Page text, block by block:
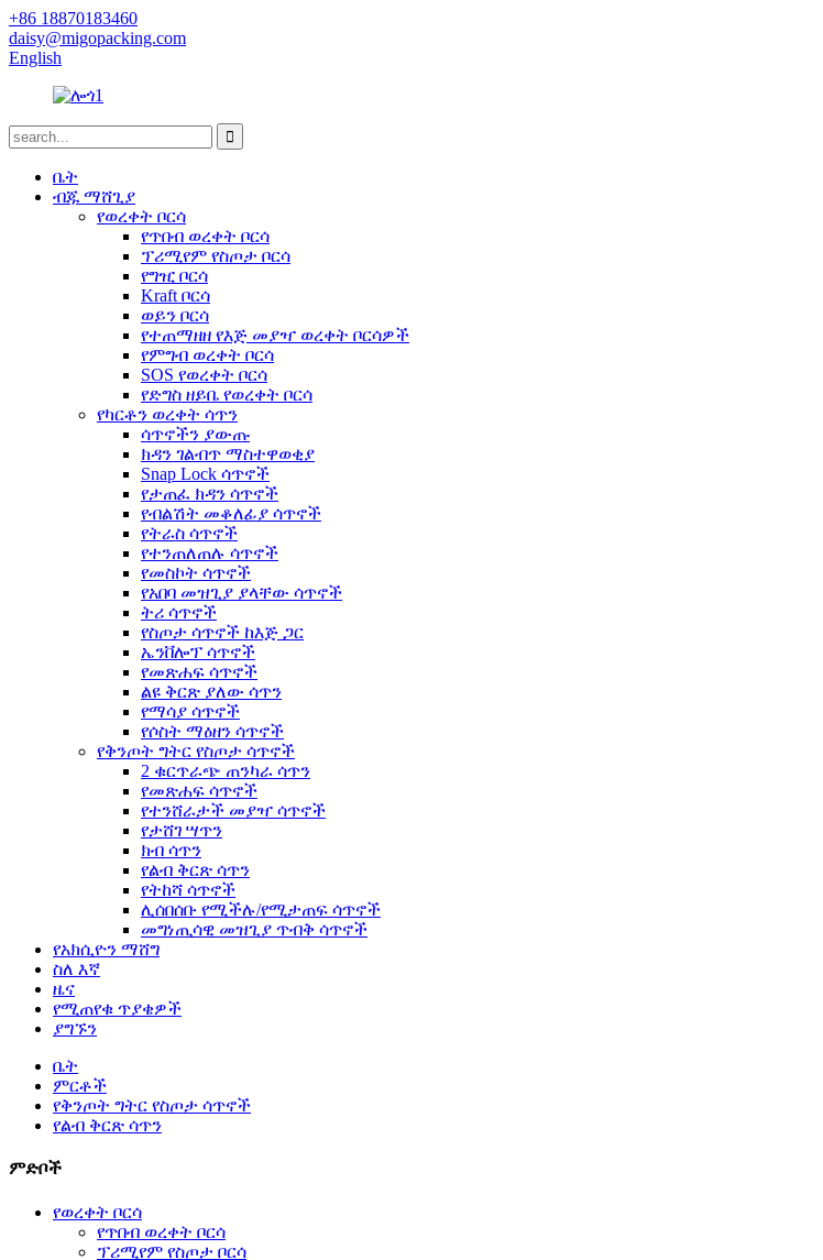
+86 18870183460
daisy@migopacking.com
English
ቤት
ብጁ ማሸጊያ
የወረቀት ቦርሳ
የጥበብ ወረቀት ቦርሳ
ፕሪሚየም የስጦታ ቦርሳ
የግዢ ቦርሳ
Kraft ቦርሳ
ወይን ቦርሳ
የተጠማዘዘ የእጅ መያዣ ወረቀት ቦርሳዎች
የምግብ ወረቀት ቦርሳ
SOS የወረቀት ቦርሳ
የድግስ ዘይቤ የወረቀት ቦርሳ
የካርቶን ወረቀት ሳጥን
ሳጥኖችን ያውጡ
ክዳን ገልብጥ ማስተዋወቂያ
Snap Lock ሳጥኖች
የታጠፈ ክዳን ሳጥኖች
የብልሽት መቆለፊያ ሳጥኖች
የትራስ ሳጥኖች
የተንጠለጠሉ ሳጥኖች
የመስኮት ሳጥኖች
የአበባ መዝጊያ ያላቸው ሳጥኖች
ትሪ ሳጥኖች
የስጦታ ሳጥኖች ከእጅ ጋር
ኤንቨሎፕ ሳጥኖች
የመጽሐፍ ሳጥኖች
ልዩ ቅርጽ ያለው ሳጥን
የማሳያ ሳጥኖች
የሶስት ማዕዘን ሳጥኖች
የቅንጦት ግትር የስጦታ ሳጥኖች
2 ቁርጥራጭ ጠንካራ ሳጥን
የመጽሐፍ ሳጥኖች
የተንሸራታች መያዣ ሳጥኖች
የታሸገ ሣጥን
ክብ ሳጥን
የልብ ቅርጽ ሳጥን
የትከሻ ሳጥኖች
ሊሰበሰቡ የሚችሉ/የሚታጠፍ ሳጥኖች
መግነጢሳዊ መዝጊያ ጥብቅ ሳጥኖች
የአክሲዮን ማሸግ
ስለ እኛ
ዜና
የሚጠየቁ ጥያቄዎች
ያግኙን
ቤት
ምርቶች
የቅንጦት ግትር የስጦታ ሳጥኖች
የልብ ቅርጽ ሳጥን
ምድቦች
የወረቀት ቦርሳ
የጥበብ ወረቀት ቦርሳ
ፕሪሚየም የስጦታ ቦርሳ